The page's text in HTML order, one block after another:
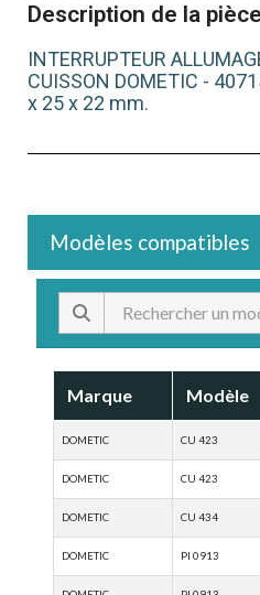
Description de la pièce
INTERRUPTEUR
CUISSON DOMETIC -
x 25 x 22 mm.
Modèles compatibles
Marque Modèle